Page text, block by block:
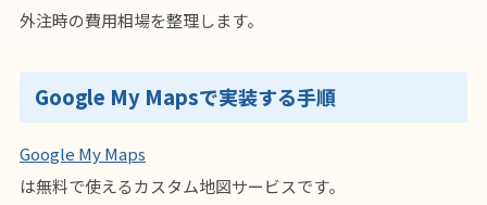
外注時の費用相場を整理します。
Google My Mapsで実装する手順
Google My Maps
は無料で使えるカスタム地図サービスです。